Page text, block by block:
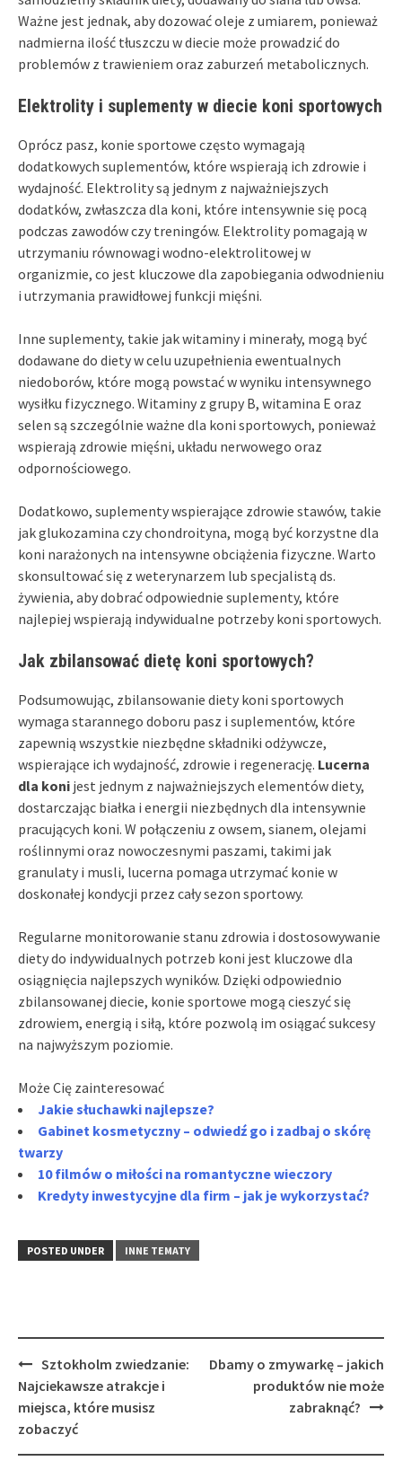
Ważne jest jednak, aby dozować oleje z umiarem, ponieważ
nadmierna ilość tłuszczu w diecie może prowadzić do
problemów z trawieniem oraz zaburzeń metabolicznych.
Elektrolity i suplementy w diecie koni sportowych
Oprócz pasz, konie sportowe często wymagają
dodatkowych suplementów, które wspierają ich zdrowie i
wydajność. Elektrolity są jednym z najważniejszych
dodatków, zwłaszcza dla koni, które intensywnie się pocą
podczas zawodów czy treningów. Elektrolity pomagają w
utrzymaniu równowagi wodno-elektrolitowej w
organizmie, co jest kluczowe dla zapobiegania odwodnieniu
i utrzymania prawidłowej funkcji mięśni.
Inne suplementy, takie jak witaminy i minerały, mogą być
dodawane do diety w celu uzupełnienia ewentualnych
niedoborów, które mogą powstać w wyniku intensywnego
wysiłku fizycznego. Witaminy z grupy B, witamina E oraz
selen są szczególnie ważne dla koni sportowych, ponieważ
wspierają zdrowie mięśni, układu nerwowego oraz
odpornościowego.
Dodatkowo, suplementy wspierające zdrowie stawów, takie
jak glukozamina czy chondroityna, mogą być korzystne dla
koni narażonych na intensywne obciążenia fizyczne. Warto
skonsultować się z weterynarzem lub specjalistą ds.
żywienia, aby dobrać odpowiednie suplementy, które
najlepiej wspierają indywidualne potrzeby koni sportowych.
Jak zbilansować dietę koni sportowych?
Podsumowując, zbilansowanie diety koni sportowych
wymaga starannego doboru pasz i suplementów, które
zapewnią wszystkie niezbędne składniki odżywcze,
wspierające ich wydajność, zdrowie i regenerację. Lucerna
dla koni jest jednym z najważniejszych elementów diety,
dostarczając białka i energii niezbędnych dla intensywnie
pracujących koni. W połączeniu z owsem, sianem, olejami
roślinnymi oraz nowoczesnymi paszami, takimi jak
granulaty i musli, lucerna pomaga utrzymać konie w
doskonałej kondycji przez cały sezon sportowy.
Regularne monitorowanie stanu zdrowia i dostosowywanie
diety do indywidualnych potrzeb koni jest kluczowe dla
osiągnięcia najlepszych wyników. Dzięki odpowiednio
zbilansowanej diecie, konie sportowe mogą cieszyć się
zdrowiem, energią i siłą, które pozwolą im osiągać sukcesy
na najwyższym poziomie.
Może Cię zainteresować
Jakie słuchawki najlepsze?
Gabinet kosmetyczny – odwiedź go i zadbaj o skórę
twarzy
10 filmów o miłości na romantyczne wieczory
Kredyty inwestycyjne dla firm – jak je wykorzystać?
POSTED UNDER INNE TEMATY
Post
navigation
Sztokholm zwiedzanie:
Najciekawsze atrakcje i
miejsca, które musisz
zobaczyć
Dbamy o zmywarkę – jakich
produktów nie może
zabraknąć?